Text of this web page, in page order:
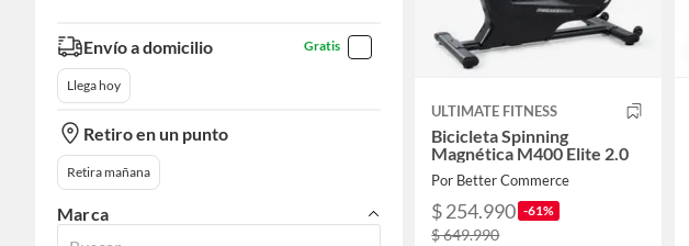
Envío a domicilio Gratis
Llega hoy
Retiro en un punto
Retira mañana
Marca
ULTIMATE FITNESS
Bicicleta Spinning
Magnética M400 Elite 2.0
Por Better Commerce
$ 254.990 -61%
$ 649.990